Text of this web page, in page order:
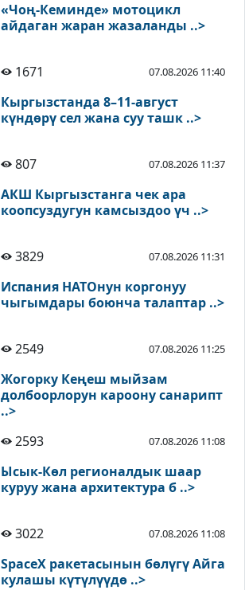
«Чоң-Кеминде» мотоцикл
айдаган жаран жазаланды ..>
1671 07.08.2026 11:40
Кыргызстанда 8–11-август
күндөрү сел жана суу ташк ..>
807 07.08.2026 11:37
АКШ Кыргызстанга чек ара
коопсуздугун камсыздоо үч ..>
3829 07.08.2026 11:31
Испания НАТОнун коргонуу
чыгымдары боюнча талаптар ..>
2549 07.08.2026 11:25
Жогорку Кеңеш мыйзам
долбоорлорун кароону санарипт
..>
2593
07.08.2026 11:08
Ысык-Көл регионалдык шаар
куруу жана архитектура б ..>
3022 07.08.2026 11:08
SpaceX ракетасынын бөлүгү Айга
кулашы күтүлүүдө ..>